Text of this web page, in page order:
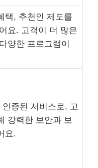
택, 추천인 제도를
요. 고객이 더 많은
양한 프로그램이
증된 서비스로, 고
강력한 보안과 보
요.